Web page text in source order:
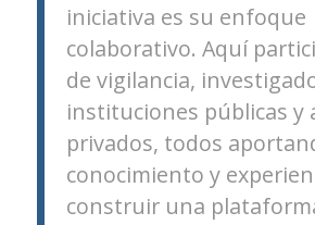
iniciativa es su enfoque
colaborativo. Aquí
de vigilancia,
instituciones públicas y
privados, todos
conocimiento y
construir una